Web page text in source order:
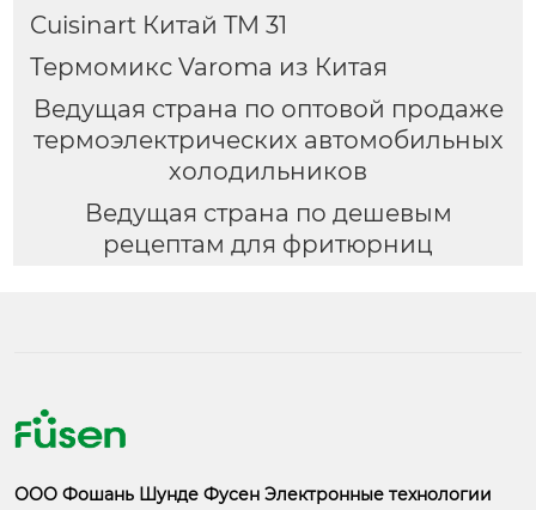
Cuisinart Китай TM 31
Термомикс Varoma из Китая
Ведущая страна по оптовой продаже
термоэлектрических автомобильных
холодильников
Ведущая страна по дешевым
рецептам для фритюрниц
ООО Фошань Шунде Фусен Электронные технологии